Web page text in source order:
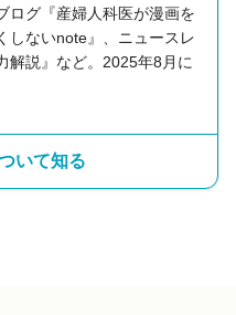
ログ『産婦人科医が漫画を
しないnote』、ニュースレ
解説』など。2025年8月に
いて知る